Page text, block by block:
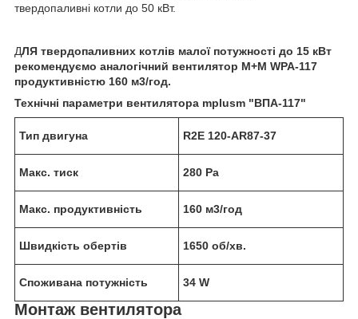
твердопаливні котли до 50 кВт.
ДЛЯ твердопаливних котлів малої потужності до 15 кВт
рекомендуємо аналогічний вентилятор M+M WPA-117
продуктивністю 160 м3/год.
Технічні параметри вентилятора mplusm "ВПА-117"
Тип двигуна R2E 120-AR87-37
Макс. тиск 280 Pa
Макс. продуктивність 160 м3/год
Швидкість обертів 1650 об/хв.
Споживана потужність 34 W
Монтаж вентилятора